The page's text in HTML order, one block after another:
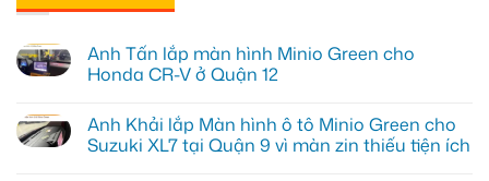
Anh Tấn lắp màn hình Minio Green cho
Honda CR-V ở Quận 12
bình
luận
ở
Anh Khải lắp Màn hình ô tô Minio Green cho
Suzuki XL7 tại Quận 9 vì màn zin thiếu tiện ích